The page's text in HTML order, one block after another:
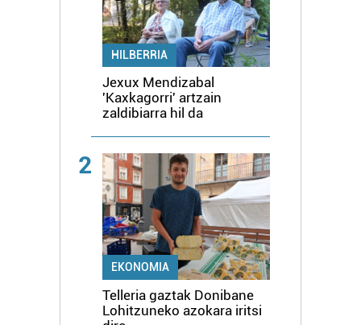
HILBERRIA
Jexux Mendizabal
'Kaxkagorri' artzain
zaldibiarra hil da
2
EKONOMIA
Telleria gaztak Donibane
Lohitzuneko azokara iritsi